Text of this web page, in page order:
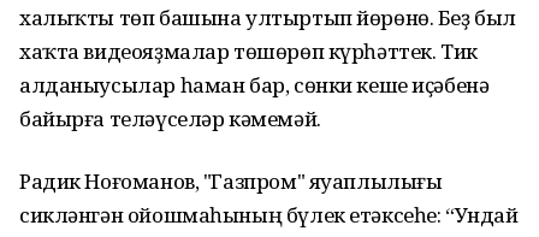
халыҡты төп башына ултыртып йөрөнө. Беҙ был
хаҡта видеояҙмалар төшөрөп күрһәттек. Тик
алданыусылар һаман бар, сөнки кеше иҫәбенә
байырға теләүселәр кәмемәй.
Радик Ноғоманов, "Газпром" яуаплылығы
сикләнгән ойошмаһының бүлек етәксеһе: “Ундай